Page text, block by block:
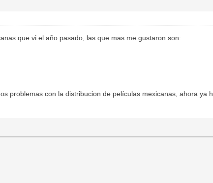
que vi el año pasado, las que mas me gustaron son:
problemas con la distribucion de películas mexicanas, ahora ya